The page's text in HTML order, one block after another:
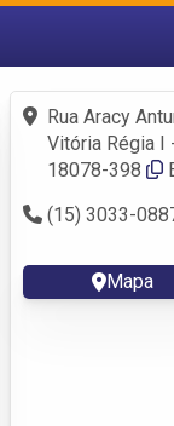
Fazer login
Criar conta
Rua Aracy
Vitória Régia I
18078-398
(15) 3033-
Mapa